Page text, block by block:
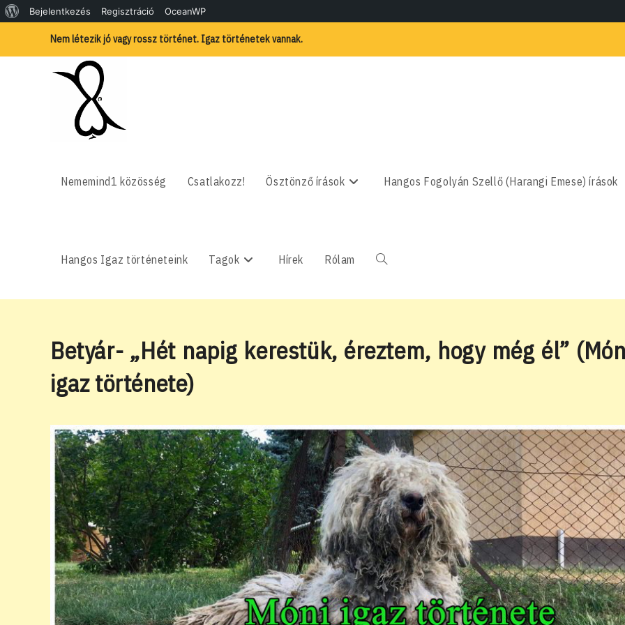
WordPress,
csodás
Bejelentkezés Regisztráció OceanWP
content
Nem létezik jó vagy rossz történet. Igaz történetek vannak.
Nememind1 közösség Csatlakozz! Ösztönző írások Hangos Fogolyán Szellő (Harangi Emese) írások
Hangos Igaz történeteink Tagok Hírek Rólam Toggle
Betyár- „Hét napig kerestük, éreztem, hogy még él”
igaz története)